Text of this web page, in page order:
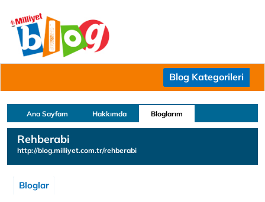
Blog Kategorileri
Ana Sayfam Hakkımda Bloglarım
Rehberabi
http://blog.milliyet.com.tr/rehberabi
Bloglar